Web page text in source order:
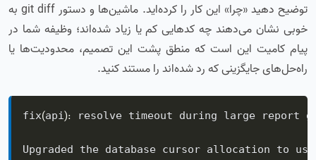
توضیح دهید «چرا» این کار را کرده‌اید. ماشین‌ها و دستور git diff به
خوبی نشان می‌دهند چه کدهایی کم یا زیاد شده‌اند؛ وظیفه شما در
پیام کامیت این است که منطق پشت این تصمیم، محدودیت‌ها یا
راه‌حل‌های جایگزینی که رد شده‌اند را مستند کنید.
fix(api): resolve timeout during large report
Upgraded the database cursor allocation to